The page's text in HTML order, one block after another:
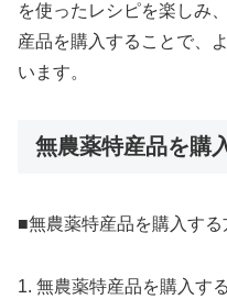
を使ったレシピを楽しみ
産品を購入することで、
います。
無農薬特産品を購
■無農薬特産品を購入する
1. 無農薬特産品を購入す